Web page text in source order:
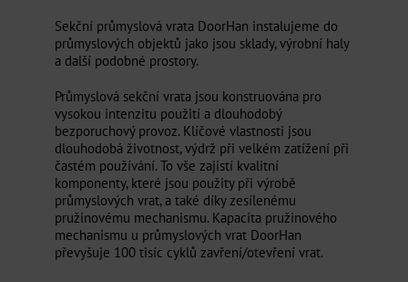
Sekční průmyslová vrata DoorHan instalujeme do
průmyslových objektů jako jsou sklady, výrobní haly
a další podobné prostory.
Průmyslová sekční vrata jsou konstruována pro
vysokou intenzitu použití a dlouhodobý
bezporuchový provoz. Klíčové vlastnosti jsou
dlouhodobá životnost, výdrž při velkém zatížení při
častém používání. To vše zajistí kvalitní
komponenty, které jsou použity při výrobě
průmyslových vrat, a také díky zesílenému
pružinovému mechanismu. Kapacita pružinového
mechanismu u průmyslových vrat DoorHan
převyšuje 100 tisíc cyklů zavření/otevření vrat.